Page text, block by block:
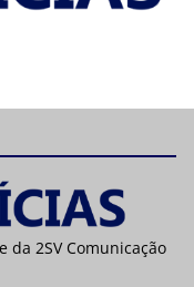
da 2SV Comunicação